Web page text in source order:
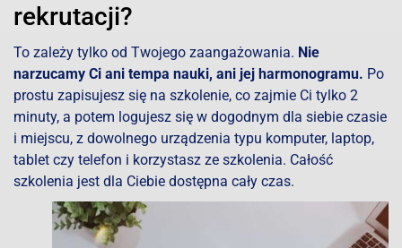
rekrutacji?
To zależy tylko od Twojego zaangażowania. Nie
narzucamy Ci ani tempa nauki, ani jej harmonogramu. Po
prostu zapisujesz się na szkolenie, co zajmie Ci tylko 2
minuty, a potem logujesz się w dogodnym dla siebie czasie
i miejscu, z dowolnego urządzenia typu komputer, laptop,
tablet czy telefon i korzystasz ze szkolenia. Całość
szkolenia jest dla Ciebie dostępna cały czas.